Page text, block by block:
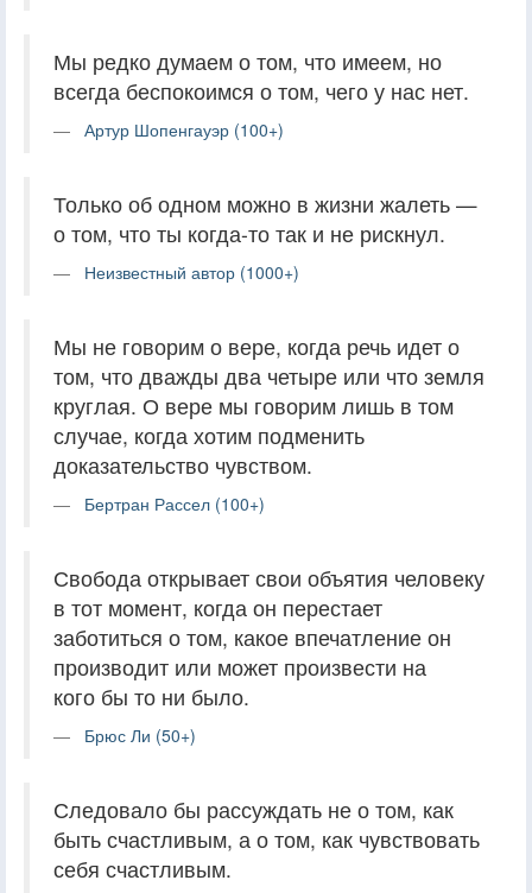
Мы редко думаем о том, что имеем, но
всегда беспокоимся о том, чего у нас нет.
Артур Шопенгауэр (100+)
Только об одном можно в жизни жалеть —
о том, что ты когда-то так и не рискнул.
Неизвестный автор (1000+)
Мы не говорим о вере, когда речь идет о
том, что дважды два четыре или что земля
круглая. О вере мы говорим лишь в том
случае, когда хотим подменить
доказательство чувством.
Бертран Рассел (100+)
Свобода открывает свои объятия человеку
в тот момент, когда он перестает
заботиться о том, какое впечатление он
производит или может произвести на
кого бы то ни было.
Брюс Ли (50+)
Следовало бы рассуждать не о том, как
быть счастливым, а о том, как чувствовать
себя счастливым.